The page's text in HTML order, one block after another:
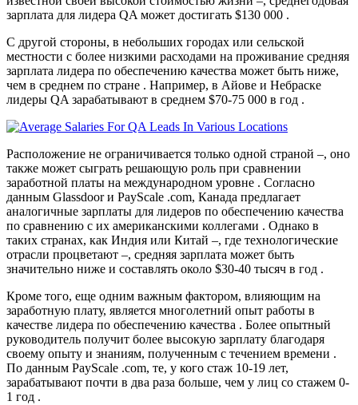
зарплата для лидера QA может достигать $130 000 .
С другой стороны, в небольших городах или сельской
местности с более низкими расходами на проживание средняя
зарплата лидера по обеспечению качества может быть ниже,
чем в среднем по стране . Например, в Айове и Небраске
лидеры QA зарабатывают в среднем $70-75 000 в год .
Расположение не ограничивается только одной страной –, оно
также может сыграть решающую роль при сравнении
заработной платы на международном уровне . Согласно
данным Glassdoor и PayScale .com, Канада предлагает
аналогичные зарплаты для лидеров по обеспечению качества
по сравнению с их американскими коллегами . Однако в
таких странах, как Индия или Китай –, где технологические
отрасли процветают –, средняя зарплата может быть
значительно ниже и составлять около $30-40 тысяч в год .
Кроме того, еще одним важным фактором, влияющим на
заработную плату, является многолетний опыт работы в
качестве лидера по обеспечению качества . Более опытный
руководитель получит более высокую зарплату благодаря
своему опыту и знаниям, полученным с течением времени .
По данным PayScale .com, те, у кого стаж 10-19 лет,
зарабатывают почти в два раза больше, чем у лиц со стажем 0-
1 год .